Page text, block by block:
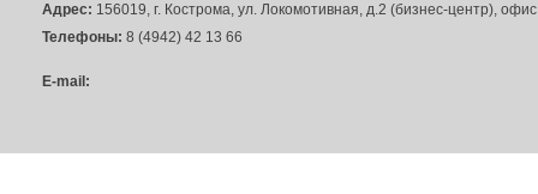
Адрес: 156019, г. Кострома, ул. Локомотивная, д.2 (бизнес-центр),
Телефоны: 8 (4942) 42 13 66
E-mail: